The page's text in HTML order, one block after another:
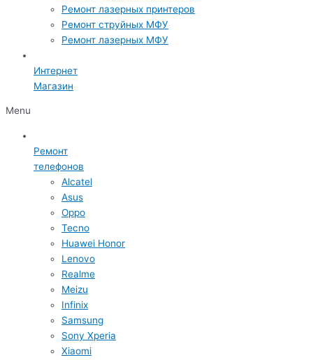
Ремонт лазерных принтеров
Ремонт струйных МФУ
Ремонт лазерных МФУ
Интернет
Магазин
Menu
Ремонт
телефонов
Alcatel
Asus
Oppo
Tecno
Huawei Honor
Lenovo
Realme
Meizu
Infinix
Samsung
Sony Xperia
Xiaomi